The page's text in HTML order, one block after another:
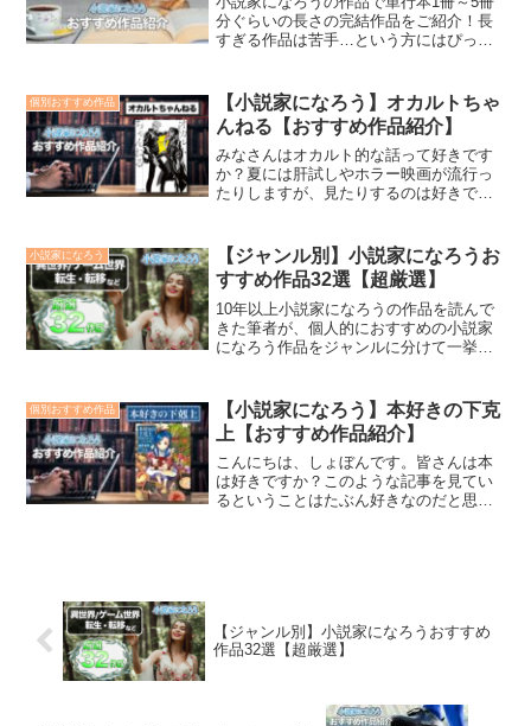
分ぐらいの長さの完結作品をご紹介！長
すぎる作品は苦手…という方にはぴった
個別おすすめ作品
【小説家になろう】オカルトちゃ
んねる【おすすめ作品紹介】
みなさんはオカルト的な話って好きです
か？夏には肝試しやホラー映画が流行っ
たりしますが、見たりするのは好きでし
世の中にはいろんなオカルト的要素が溢
れています。そんなオカルトにまつわる
話を綺麗にまとめてお話しされている作
品を本日はご紹介します！
小説家になろう
【ジャンル別】小説家になろうお
すすめ作品32選【超厳選】
10年以上小説家になろうの作品を読んで
きた筆者が、個人的におすすめの小説家
になろう作品をジャンルに分けて一挙に
ただけると思います。
個別おすすめ作品
【小説家になろう】本好きの下克
上【おすすめ作品紹介】
こんにちは、しょぼんです。皆さんは本
は好きですか？このような記事を見てい
るということはたぶん好きなのだと思い
【ジャンル別】小説家になろうおすすめ
作品32選【超厳選】